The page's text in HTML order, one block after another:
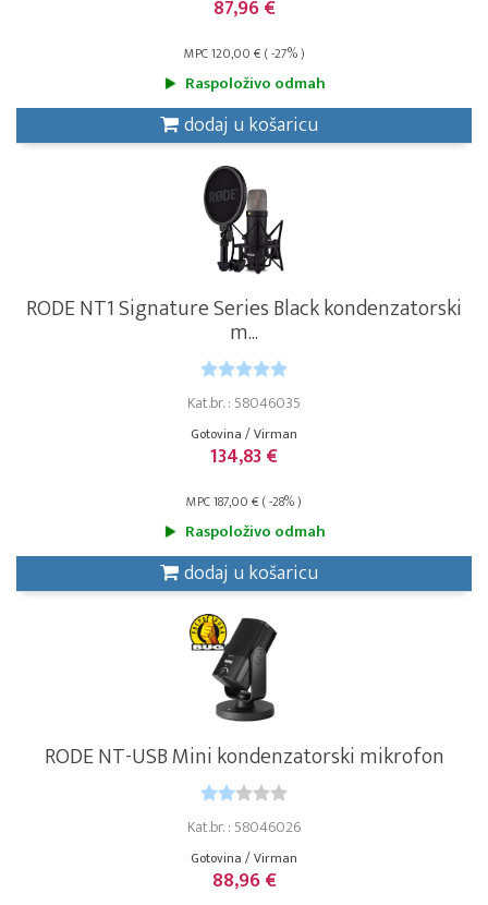
87,96 €
MPC 120,00 € ( -27% )
Raspoloživo odmah
dodaj u košaricu
RODE NT1 Signature Series Black kondenzatorski
m...
Kat.br. : 58046035
Gotovina / Virman
134,83 €
MPC 187,00 € ( -28% )
Raspoloživo odmah
dodaj u košaricu
RODE NT-USB Mini kondenzatorski mikrofon
Kat.br. : 58046026
Gotovina / Virman
88,96 €